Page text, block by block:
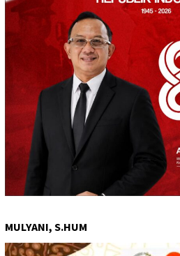
MULYANI, S.HUM